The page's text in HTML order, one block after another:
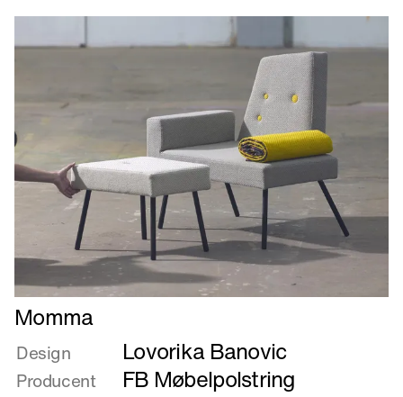
Læs
mere
om
Momma
Momma
Design Lovorika Banovic
Producent FB Møbelpolstring